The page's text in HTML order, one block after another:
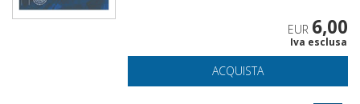
EUR 6,00
Iva esclusa
ACQUISTA